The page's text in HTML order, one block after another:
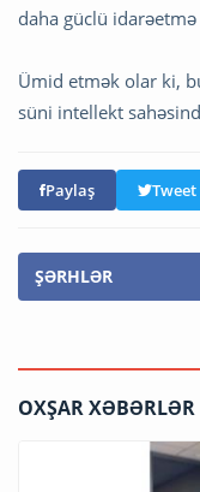
daha güclü
Ümid etmək olar ki,
süni intellekt
Paylaş Tweet
ŞƏRHLƏR
OXŞAR XƏBƏRLƏR